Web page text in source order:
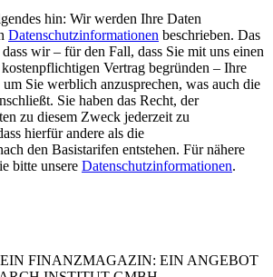
hin: Wir werden Ihre Daten
Datenschutzinformationen beschrieben. Das
wir – für den Fall, dass Sie mit uns einen
Vertrag begründen – Ihre
Sie werblich anzusprechen, was auch die
Sie haben das Recht, der
zu diesem Zweck jederzeit zu
hierfür andere als die
den Basistarifen entstehen. Für nähere
bitte unsere Datenschutzinformationen.
FINANZMAGAZIN: EIN ANGEBOT